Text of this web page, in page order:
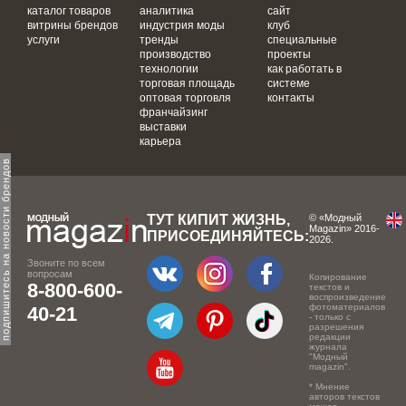
подпишитесь на новости брендов
каталог товаров
витрины брендов
услуги
аналитика
индустрия моды
тренды
производство
технологии
торговая площадь
оптовая торговля
франчайзинг
выставки
карьера
сайт
клуб
специальные
проекты
как работать в
системе
контакты
Звоните по всем
вопросам
8-800-600-
40-21
ТУТ КИПИТ ЖИЗНЬ,
ПРИСОЕДИНЯЙТЕСЬ:
© «Модный
Magazin» 2016-
2026.
Копирование
текстов и
воспроизведение
фотоматериалов
- только с
разрешения
редакции
журнала
"Модный
magazin".
* Мнение
авторов текстов